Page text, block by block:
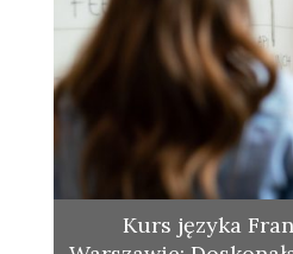
Kurs języka